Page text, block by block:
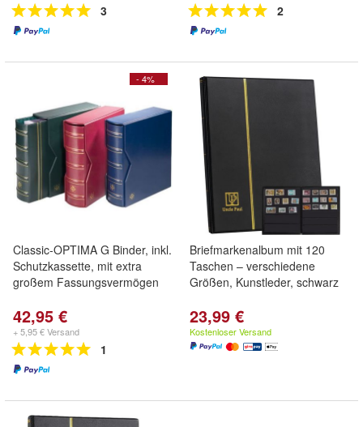
3 2
- 4%
Classic-OPTIMA G Binder, inkl.
Schutzkassette, mit extra
großem Fassungsvermögen
42,95 €
+ 5,95 € Versand
1
Briefmarkenalbum mit 120
Taschen – verschiedene
Größen, Kunstleder, schwarz
23,99 €
Kostenloser Versand